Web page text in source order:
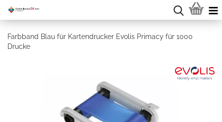
Farbband Blau für Kartendrucker Evolis Primacy für 1000
Drucke